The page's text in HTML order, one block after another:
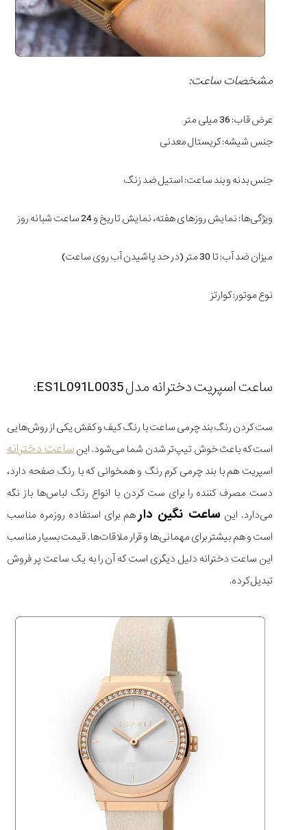
مشخصات ساعت:
عرض قاب: 36 میلی متر
جنس شیشه: کریستال معدنی
جنس بدنه و بند ساعت: استیل ضد زنگ
ویژگی‌ها: نمایش روزهای هفته، نمایش تاریخ و 24 ساعت شبانه روز
میزان ضد آب: تا 30 متر (در حد پاشیدن آب روی ساعت)
نوع موتور: کوارتز
ساعت اسپریت دخترانه مدل ES1L091L0035:
ست کردن رنگ بند چرمی ساعت با رنگ کیف و کفش یکی از روش‌هایی
است که باعث خوش تیپ‌تر شدن شما می‌شود. اینساعت دخترانه
اسپریت هم با بند چرمی کرم رنگ و همخوانی که با رنگ صفحه دارد،
دست مصرف کننده را برای ست کردن با انواع رنگ لباس‌ها باز نگه
می‌دارد. این ساعت نگین دار هم برای استفاده روزمره مناسب
است و هم بیشتر برای مهمانی‌ها و قرار ملاقات‌ها. قیمت بسیار مناسب
این ساعت دخترانه دلیل دیگری است که آن را به یک ساعت پر فروش
تبدیل کرده.